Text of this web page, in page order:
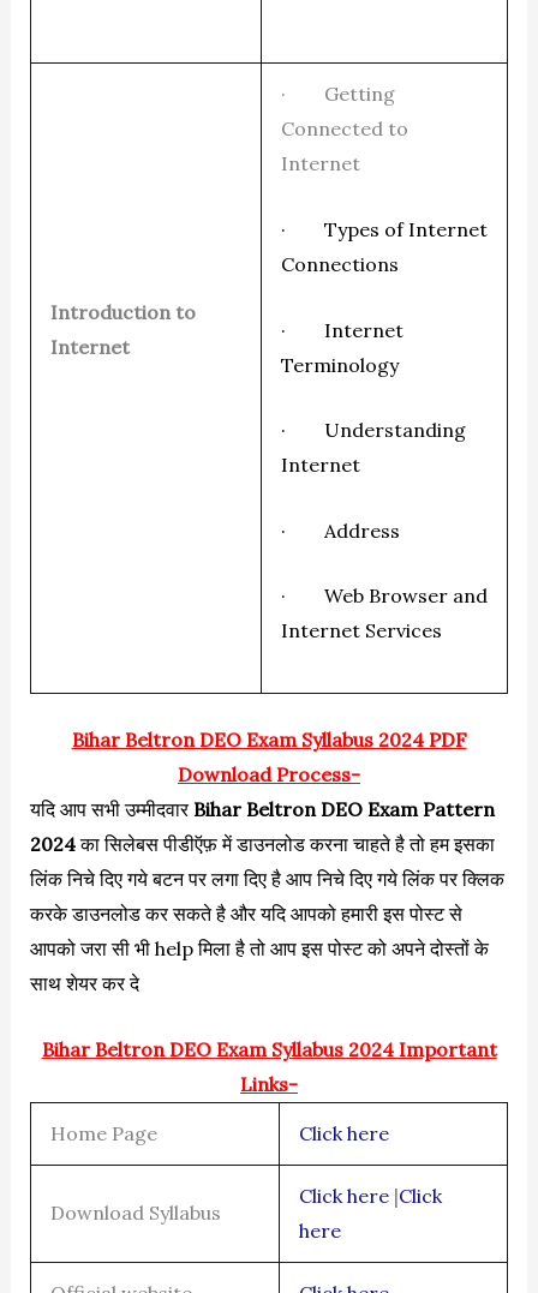
Introduction to
Internet
· Getting
Connected to
Internet
· Types of Internet
Connections
· Internet
Terminology
· Understanding
Internet
· Address
· Web Browser and
Internet Services
Bihar Beltron DEO Exam Syllabus 2024 PDF
Download Process-
यदि आप सभी उम्मीदवारBihar Beltron DEO Exam Pattern
2024का सिलेबस पीडीऍफ़ में डाउनलोड करना चाहते है तो हम इसका
लिंक निचे दिए गये बटन पर लगा दिए है आप निचे दिए गये लिंक पर क्लिक
करके डाउनलोड कर सकते है और यदि आपको हमारी इस पोस्ट से
आपको जरा सी भी help मिला है तो आप इस पोस्ट को अपने दोस्तों के
साथ शेयर कर दे
Bihar Beltron DEO Exam Syllabus 2024 Important
Links-
Home Page Click here
Download Syllabus
Click here|Click
here